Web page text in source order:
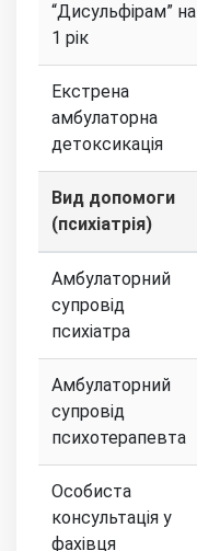
“Дисульфірам” на
1 рік
Екстрена
амбулаторна
детоксикація
Вид допомоги
(психіатрія)
Амбулаторний
супровід
психіатра
Амбулаторний
супровід
психотерапевта
Особиста
консультація у
фахівця